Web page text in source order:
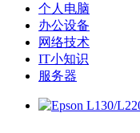
个人电脑
办公设备
网络技术
IT小知识
服务器